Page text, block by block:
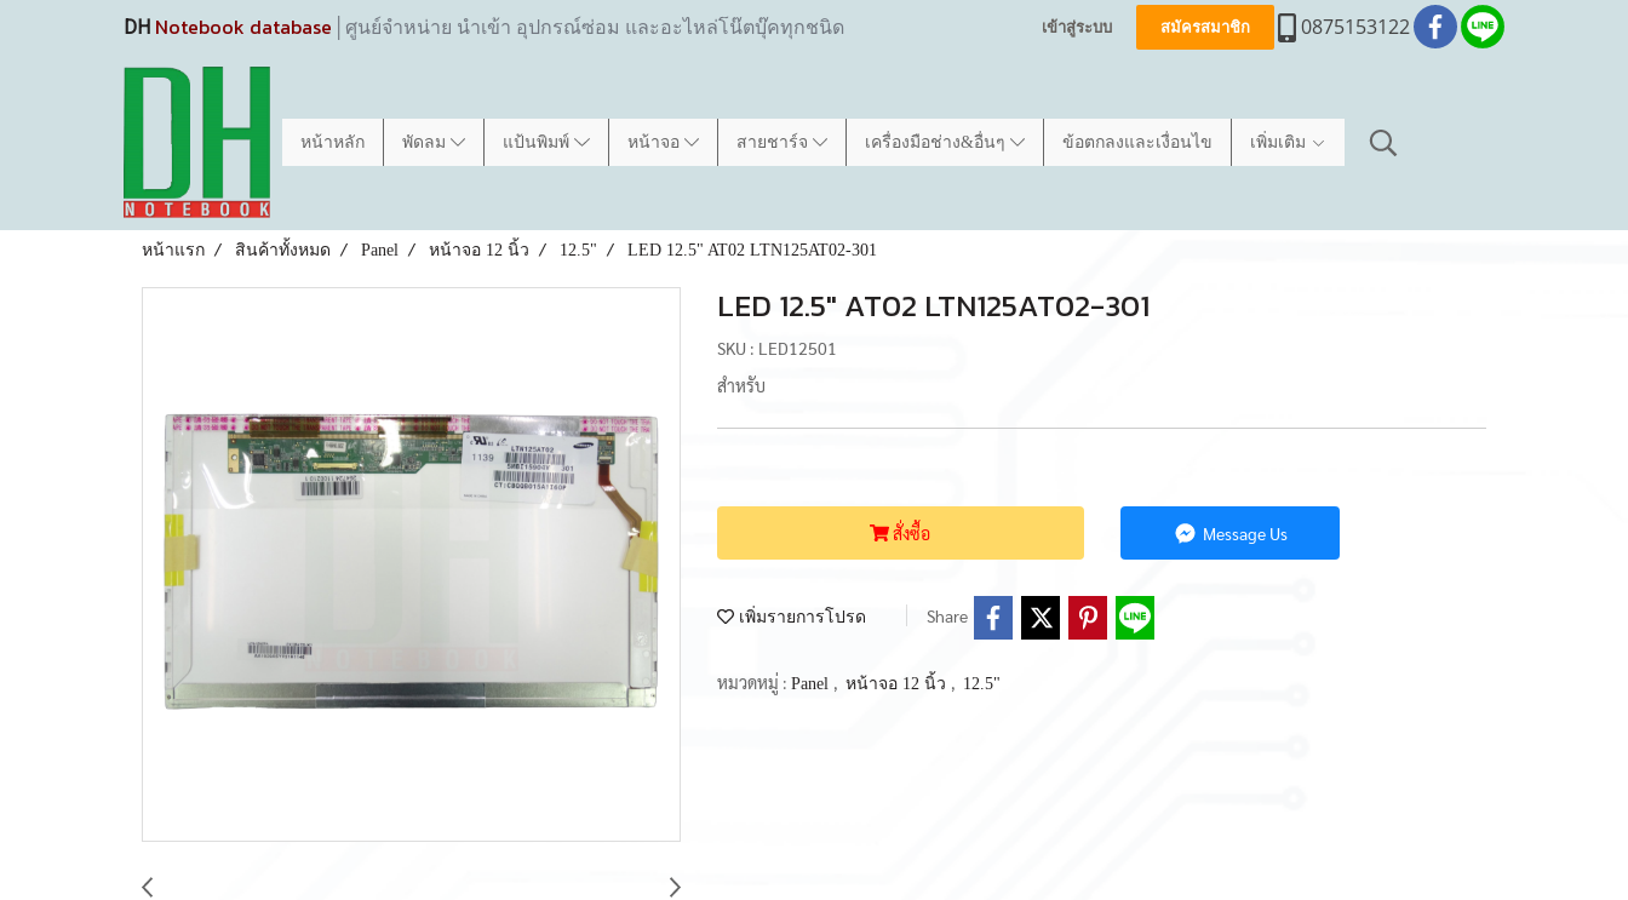
DH Notebook database │ศูนย์จำหน่าย นำเข้า อุปกรณ์ซ่อม และอะไหล่โน๊ตบุ๊คทุกชนิด เข้าสู่ระบบ สมัครสมาชิก 0875153122
หน้าหลัก พัดลม แป้นพิมพ์ หน้าจอ สายชาร์จ เครื่องมือช่าง&อื่นๆ ข้อตกลงและเงื่อนไข เพิ่มเติม
หน้าแรก สินค้าทั้งหมด Panel หน้าจอ 12 นิ้ว 12.5" LED 12.5" AT02 LTN125AT02-301
LED 12.5" AT02 LTN125AT02-301
SKU : LED12501
สำหรับ
สั่งซื้อ Message Us
เพิ่มรายการโปรด Share
หมวดหมู่ : Panel หน้าจอ 12 นิ้ว 12.5"